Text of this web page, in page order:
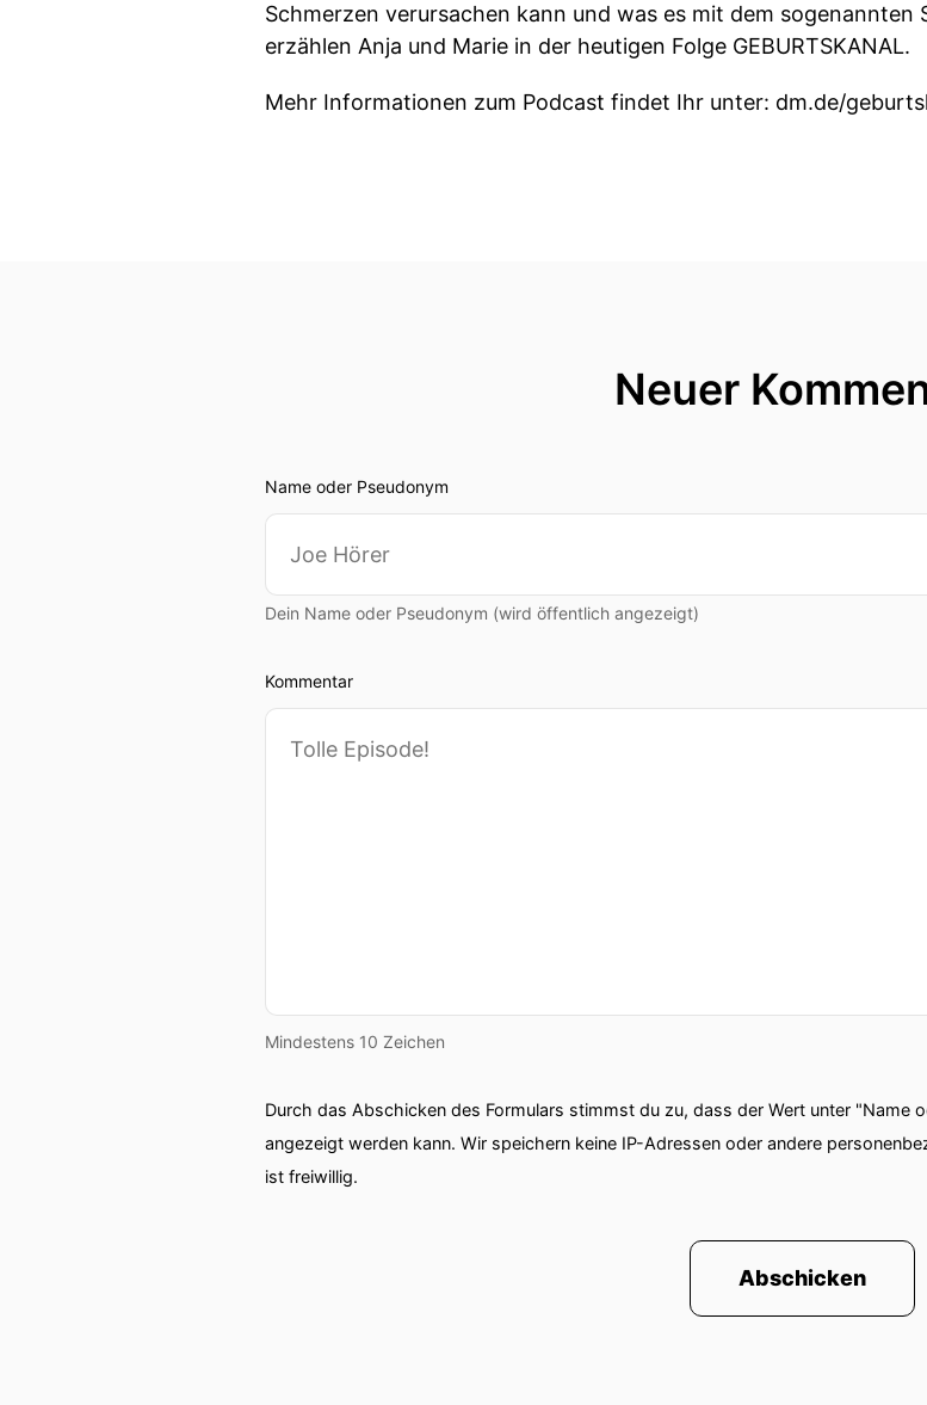
Schmerzen verursachen kann und was es mit dem
erzählen Anja und Marie in der heutigen Folge GEBURTSKANAL.
Mehr Informationen zum Podcast findet Ihr unter: dm.de/
Neuer
Name oder Pseudonym
Dein Name oder Pseudonym (wird öffentlich angezeigt)
Kommentar
Mindestens 10 Zeichen
Durch das Abschicken des Formulars stimmst du zu, dass der Wert unter "Name
angezeigt werden kann. Wir speichern keine IP-Adressen oder andere
ist freiwillig.
Abschicken